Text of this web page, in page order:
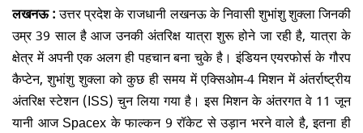
लखनऊ :उत्तर प्रदेश के राजधानी लखनऊ के निवासी शुभांशु शुक्ला जिनकी
उम्र 39 साल है आज उनकी अंतरिक्ष यात्रा शुरू होने जा रही है, यात्रा के
क्षेत्र में अपनी एक अलग ही पहचान बना चुके है। इंडियन एयरफोर्स के गौरप
कैप्टेन, शुभांशु शुक्ला को कुछ ही समय में एक्सिओम-4 मिशन में अंतर्राष्ट्रीय
अंतरिक्ष स्टेशन (ISS) चुन लिया गया है। इस मिशन के अंतरगत वे 11 जून
यानी आज Spacex के फाल्कन 9 रॉकेट से उड़ान भरने वाले है, इतना ही